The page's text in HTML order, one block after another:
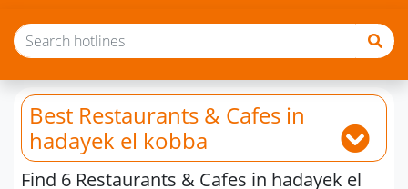
Best Restaurants & Cafes in
hadayek el kobba
Find 6 Restaurants & Cafes in hadayek el